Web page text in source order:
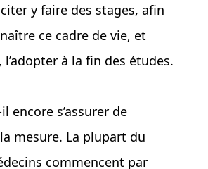
y faire des stages, afin
ce cadre de vie, et
à la fin des études.
encore s’assurer de
mesure. La plupart du
commencent par